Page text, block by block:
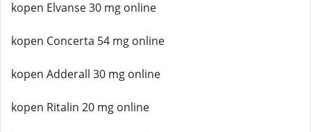
kopen Elvanse 30 mg online
kopen Concerta 54 mg online
kopen Adderall 30 mg online
kopen Ritalin 20 mg online